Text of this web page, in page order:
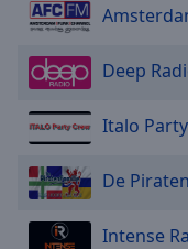
Font
Size
Text
Edge
Deep
Italo
De
Intense